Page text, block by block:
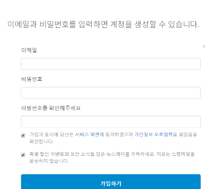
이메일과 비밀번호를 입력하면 계정을 생성할 수 있습니다.